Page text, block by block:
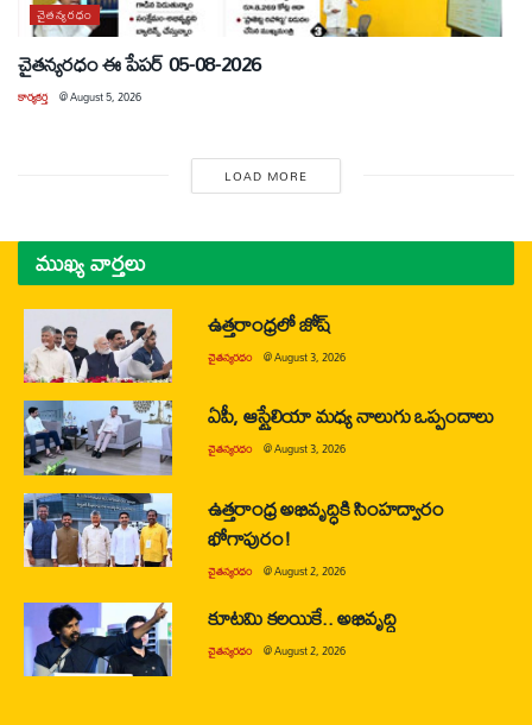
చైతన్యరధం
చైతన్యరధం ఈ పేపర్ 05-08-2026
కార్యకర్త @August 5, 2026
LOAD MORE
ముఖ్య వార్తలు
ఉత్తరాంధ్రలో జోష్
చైతన్యరధం @August 3, 2026
ఏపీ, ఆస్ట్రేలియా మధ్య నాలుగు ఒప్పందాలు
చైతన్యరధం @August 3, 2026
ఉత్తరాంధ్ర అభివృద్ధికి సింహద్వారం
భోగాపురం!
చైతన్యరధం @August 2, 2026
కూటమి కలయికే.. అభివృద్ధి
చైతన్యరధం @August 2, 2026